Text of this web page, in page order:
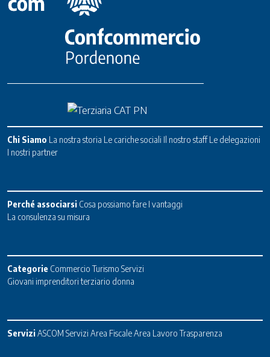
Chi Siamo La nostra storia Le cariche sociali Il nostro staff Le delegazioni
I nostri partner
Perché associarsi Cosa possiamo fare I vantaggi
La consulenza su misura
Categorie Commercio Turismo Servizi
Giovani imprenditori terziario donna
ServiziASCOM Servizi Area FiscaleArea Lavoro Trasparenza